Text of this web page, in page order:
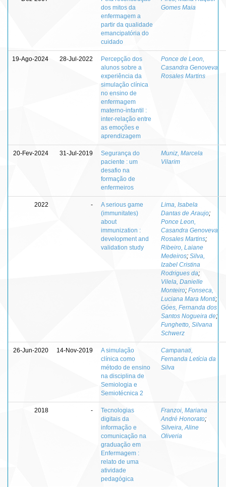
dos mitos da
enfermagem a
partir da qualidade
emancipatória do
cuidado
Gomes Maia
19-Ago-2024 28-Jul-2022
Percepção dos
alunos sobre a
experiência da
simulação clínica
no ensino de
enfermagem
materno-infantil :
inter-relação entre
as emoções e
aprendizagem
Ponce de Leon,
Casandra Genoveva
Rosales Martins
20-Fev-2024 31-Jul-2019
Segurança do
paciente : um
desafio na
formação de
enfermeiros
Muniz, Marcela
Vilarim
2022 -
A serious game
(immunitates)
about
immunization :
development and
validation study
Lima, Isabela
Dantas de Araujo;
Ponce Leon,
Casandra Genoveva
Rosales Martins;
Ribeiro, Laiane
Medeiros; Silva,
Izabel Cristina
Rodrigues da;
Vilela, Danielle
Monteiro; Fonseca,
Luciana Mara Monti;
Góes, Fernanda dos
Santos Nogueira de;
Funghetto, Silvana
Schwerz
26-Jun-2020 14-Nov-2019
A simulação
clínica como
método de ensino
na disciplina de
Semiologia e
Semiotécnica 2
Campanati,
Fernanda Letícia da
Silva
2018 -
Tecnologias
digitais da
informação e
comunicação na
graduação em
Enfermagem :
relato de uma
atividade
pedagógica
Franzoi, Mariana
André Honorato;
Silveira, Aline
Oliveria